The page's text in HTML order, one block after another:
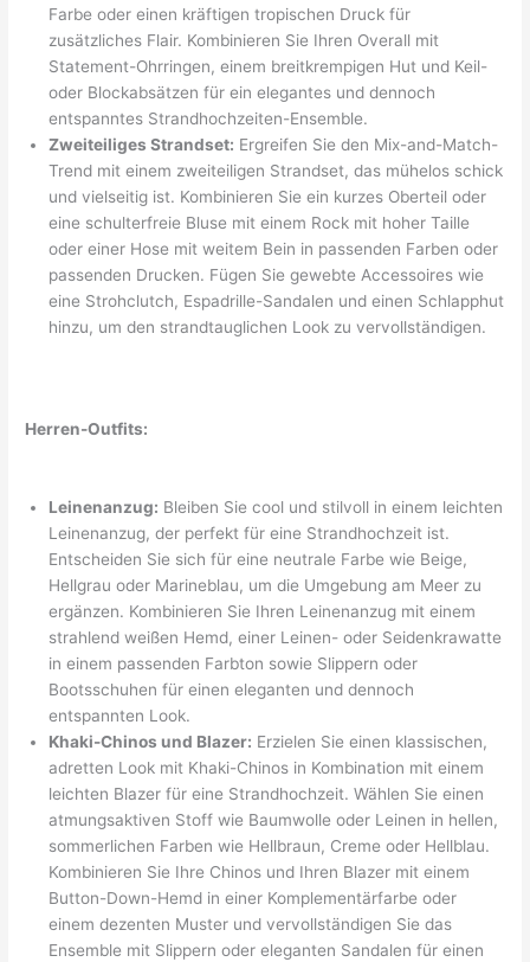
Farbe oder einen kräftigen tropischen Druck für
zusätzliches Flair. Kombinieren Sie Ihren Overall mit
Statement-Ohrringen, einem breitkrempigen Hut und Keil-
oder Blockabsätzen für ein elegantes und dennoch
entspanntes Strandhochzeiten-Ensemble.
Zweiteiliges Strandset: Ergreifen Sie den Mix-and-Match-
Trend mit einem zweiteiligen Strandset, das mühelos schick
und vielseitig ist. Kombinieren Sie ein kurzes Oberteil oder
eine schulterfreie Bluse mit einem Rock mit hoher Taille
oder einer Hose mit weitem Bein in passenden Farben oder
passenden Drucken. Fügen Sie gewebte Accessoires wie
eine Strohclutch, Espadrille-Sandalen und einen Schlapphut
hinzu, um den strandtauglichen Look zu vervollständigen.
Herren-Outfits:
Leinenanzug: Bleiben Sie cool und stilvoll in einem leichten
Leinenanzug, der perfekt für eine Strandhochzeit ist.
Entscheiden Sie sich für eine neutrale Farbe wie Beige,
Hellgrau oder Marineblau, um die Umgebung am Meer zu
ergänzen. Kombinieren Sie Ihren Leinenanzug mit einem
strahlend weißen Hemd, einer Leinen- oder Seidenkrawatte
in einem passenden Farbton sowie Slippern oder
Bootsschuhen für einen eleganten und dennoch
entspannten Look.
Khaki-Chinos und Blazer: Erzielen Sie einen klassischen,
adretten Look mit Khaki-Chinos in Kombination mit einem
leichten Blazer für eine Strandhochzeit. Wählen Sie einen
atmungsaktiven Stoff wie Baumwolle oder Leinen in hellen,
sommerlichen Farben wie Hellbraun, Creme oder Hellblau.
Kombinieren Sie Ihre Chinos und Ihren Blazer mit einem
Button-Down-Hemd in einer Komplementärfarbe oder
einem dezenten Muster und vervollständigen Sie das
Ensemble mit Slippern oder eleganten Sandalen für einen